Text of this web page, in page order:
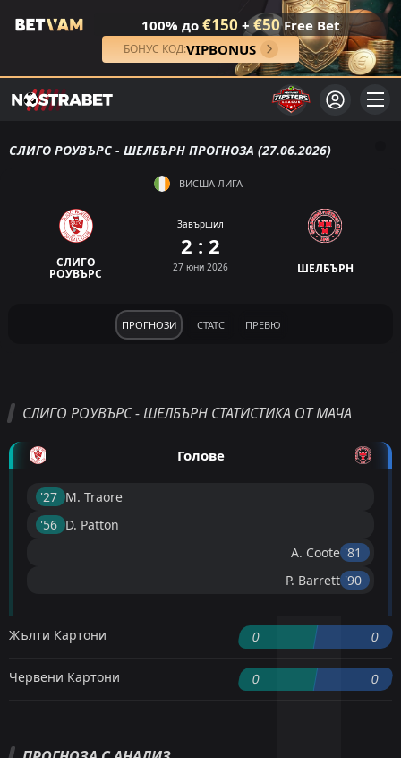
100% до €150 + €50Free Bet
БОНУС КОД:VIPBONUS
СЛИГО РОУВЪРС - ШЕЛБЪРН ПРОГНОЗА (27.06.2026)
ВИСША ЛИГА
СЛИГО
РОУВЪРС
Завършил
2 : 2
27 юни 2026 ШЕЛБЪРН
ПРОГНОЗИ СТАТС ПРЕВЮ
СЛИГО РОУВЪРС - ШЕЛБЪРН СТАТИСТИКА ОТ МАЧА
Голове
'27 ︎ M. Traore
'56 ︎ D. Patton
A. Coote '81 ︎
P. Barrett '90 ︎
Жълти Картони 0 0
Червени Картони 0 0